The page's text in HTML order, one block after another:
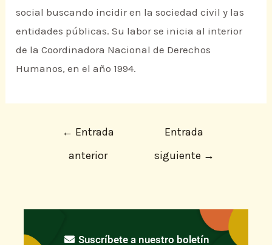
social buscando incidir en la sociedad civil y las
entidades públicas. Su labor se inicia al interior
de la Coordinadora Nacional de Derechos
Humanos, en el año 1994.
← Entrada
anterior
Entrada
siguiente →
Suscríbete a nuestro boletín